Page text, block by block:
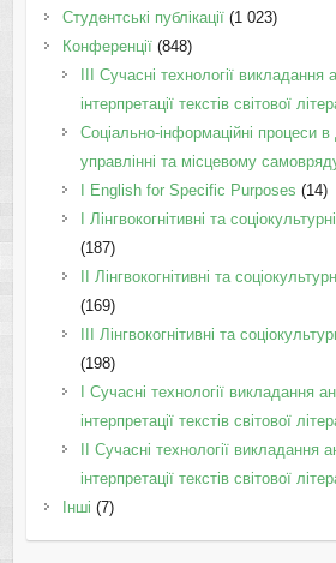
Студентські публікації(1 023)
Конференції(848)
III Сучасні технології викладання
інтерпретації текстів світової
Соціально-інформаційні процеси
управлінні та місцевому
І English for Specific Purposes (14)
I Лінгвокогнітивні та
(187)
IІ Лінгвокогнітивні та
(169)
IІI Лінгвокогнітивні та
(198)
I Cучасні технології викладання
інтерпретації текстів світової
II Cучасні технології викладання
інтерпретації текстів світової
Інші (7)